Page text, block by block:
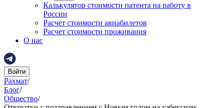
Калькулятор стоимости патента на работу в
России
Расчет стоимости авиабилетов
Расчет стоимости проживания
О нас
Войти
Рахмат/
Блог/
Общество/